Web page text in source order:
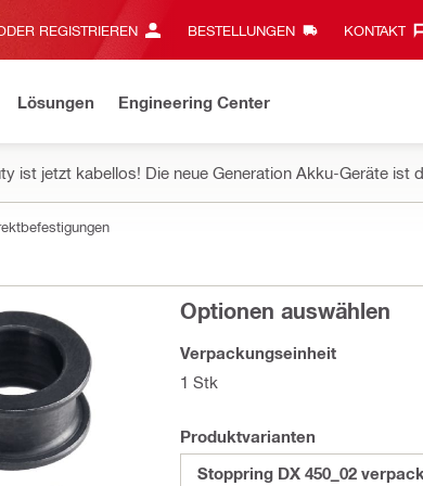
REGISTRIEREN BESTELLUNGEN KONTAKT‎
Lösungen Engineering Center
ist jetzt kabellos! Die neue Generation Akku-Geräte ist
Optionen auswählen
Verpackungseinheit
1 Stk
Produktvarianten
Stoppring DX 450_02